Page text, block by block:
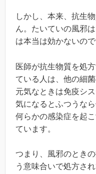
しかし、本来、抗生
ん。たいていの風邪
は本当は効かないので
医師が抗生物質を処
ている人は、他の細
元気なときは免疫シ
気になるとふつうな
何らかの感染症を起
ています。
つまり、風邪のとき
う意味合いで処方さ